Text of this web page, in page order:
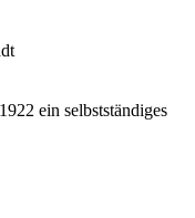
ein selbstständiges